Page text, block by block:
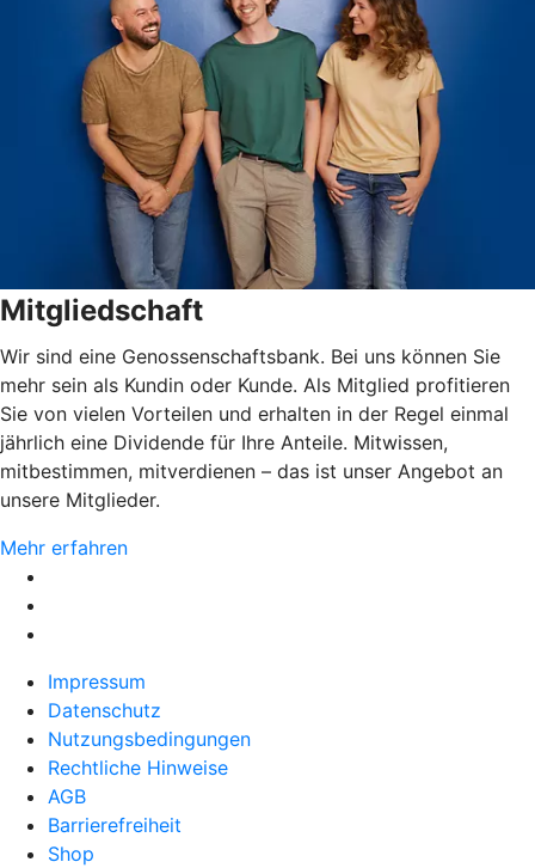
Mitgliedschaft
Wir sind eine Genossenschaftsbank. Bei uns können Sie
mehr sein als Kundin oder Kunde. Als Mitglied profitieren
Sie von vielen Vorteilen und erhalten in der Regel einmal
jährlich eine Dividende für Ihre Anteile. Mitwissen,
mitbestimmen, mitverdienen – das ist unser Angebot an
unsere Mitglieder.
Mehr erfahren
Impressum
Datenschutz
Nutzungsbedingungen
Rechtliche Hinweise
AGB
Barrierefreiheit
Shop